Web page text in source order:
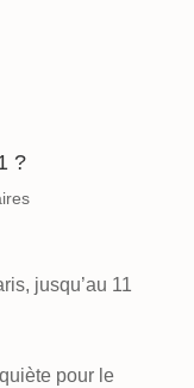
?
jusqu’au 11
pour le